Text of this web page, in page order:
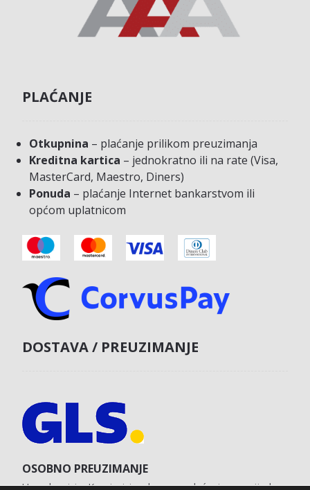
PLAĆANJE
Otkupnina – plaćanje prilikom preuzimanja
Kreditna kartica – jednokratno ili na rate (Visa,
MasterCard, Maestro, Diners)
Ponuda – plaćanje Internet bankarstvom ili
općom uplatnicom
DOSTAVA / PREUZIMANJE
OSOBNO PREUZIMANJE
U poslovnici u Koprivnici s obvezom plaćanja unaprijed